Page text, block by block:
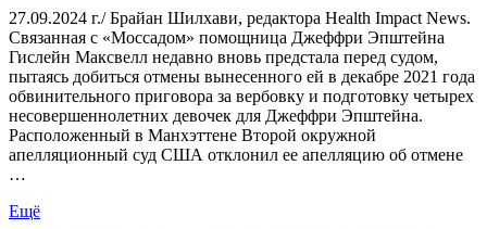
27.09.2024 г./ Брайан Шилхави, редактора Health Impact News.
Связанная с «Моссадом» помощница Джеффри Эпштейна
Гислейн Максвелл недавно вновь предстала перед судом,
пытаясь добиться отмены вынесенного ей в декабре 2021 года
обвинительного приговора за вербовку и подготовку четырех
несовершеннолетних девочек для Джеффри Эпштейна.
Расположенный в Манхэттене Второй окружной
апелляционный суд США отклонил ее апелляцию об отмене
…
Ещё